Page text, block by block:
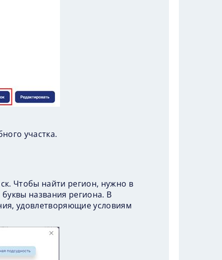
участка.
Чтобы найти регион, нужно в
названия региона. В
удовлетворяющие условиям